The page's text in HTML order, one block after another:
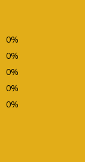
0%
0%
0%
0%
0%